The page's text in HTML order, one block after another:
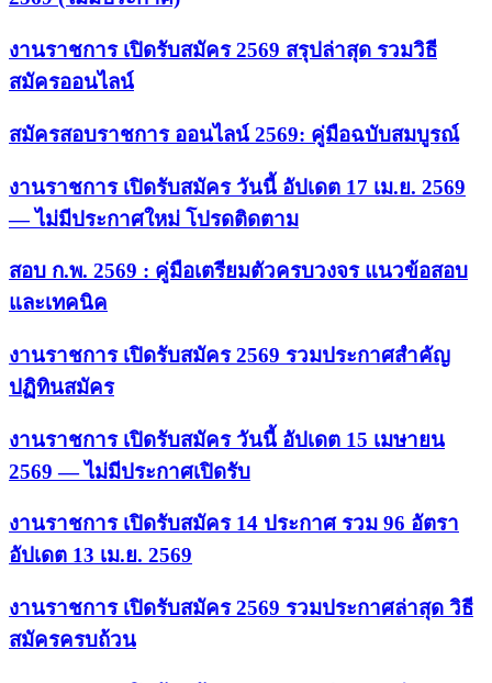
งานราชการ เปิดรับสมัคร 2569 สรุปล่าสุด รวมวิธี
สมัครออนไลน์
สมัครสอบราชการ ออนไลน์ 2569: คู่มือฉบับสมบูรณ์
งานราชการ เปิดรับสมัคร วันนี้ อัปเดต 17 เม.ย. 2569
— ไม่มีประกาศใหม่ โปรดติดตาม
สอบ ก.พ. 2569 : คู่มือเตรียมตัวครบวงจร แนวข้อสอบ
และเทคนิค
งานราชการ เปิดรับสมัคร 2569 รวมประกาศสำคัญ
ปฏิทินสมัคร
งานราชการ เปิดรับสมัคร วันนี้ อัปเดต 15 เมษายน
2569 — ไม่มีประกาศเปิดรับ
งานราชการ เปิดรับสมัคร 14 ประกาศ รวม 96 อัตรา
อัปเดต 13 เม.ย. 2569
งานราชการ เปิดรับสมัคร 2569 รวมประกาศล่าสุด วิธี
สมัครครบถ้วน